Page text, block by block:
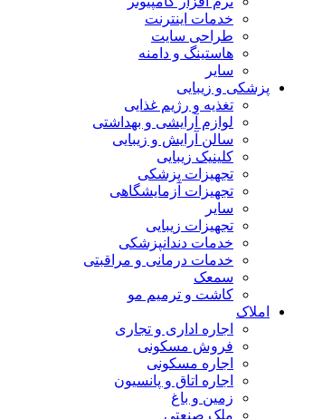
خدمات اینترنت
طراحی سایت
هاستینگ و دامنه
سایر
پزشکی و زیبایی
تغذیه و رژیم غذایی
لوازم آرایشی و بهداشتی
سالن آرایش و زیبایی
کلینیک زیبایی
تجهیزات پزشکی
تجهیزات آزمایشگاهی
سایر
تجهیزات زیبایی
خدمات دندانپزشکی
خدمات درمانی و مراقبتی
سمعک
کاشت و ترمیم مو
املاک
اجاره اداری و تجاری
فروش مسکونی
اجاره مسکونی
اجاره اتاق و پانسیون
زمین و باغ
ملک صنعتی